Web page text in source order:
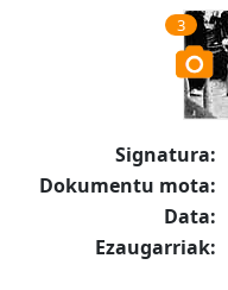
3
Signatura:
Dokumentu mota:
Data:
Ezaugarriak: